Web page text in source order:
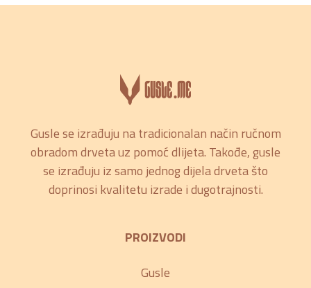
Gusle se izrađuju na tradicionalan način ručnom
obradom drveta uz pomoć dlijeta. Takođe, gusle
se izrađuju iz samo jednog dijela drveta što
doprinosi kvalitetu izrade i dugotrajnosti.
PROIZVODI
Gusle